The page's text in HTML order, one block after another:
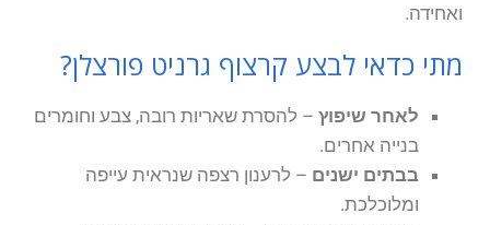
ואחידה.
מתי כדאי לבצע קרצוף גרניט פורצלן?
לאחר שיפוץ – להסרת שאריות רובה, צבע וחומרים
בנייה אחרים.
בבתים ישנים – לרענון רצפה שנראית עייפה
ומלוכלכת.